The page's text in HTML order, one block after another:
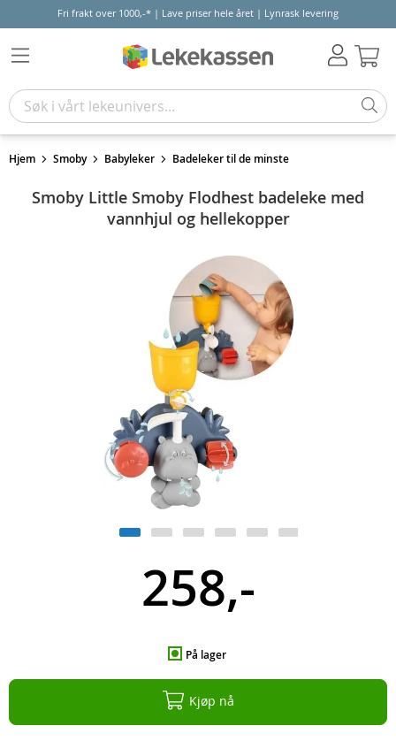
Fri frakt over 1000,-* | Lave priser hele året | Lynrask levering
Hjem Smoby Babyleker Badeleker til de minste
Smoby Little Smoby Flodhest badeleke med
vannhjul og hellekopper
258,-
På lager
Kjøp nå